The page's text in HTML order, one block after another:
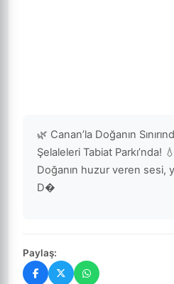
🌿 Canan’la Doğanın
Şelaleleri Tabiat Parkı’nda!
Doğanın huzur veren sesi,
D�
Paylaş: